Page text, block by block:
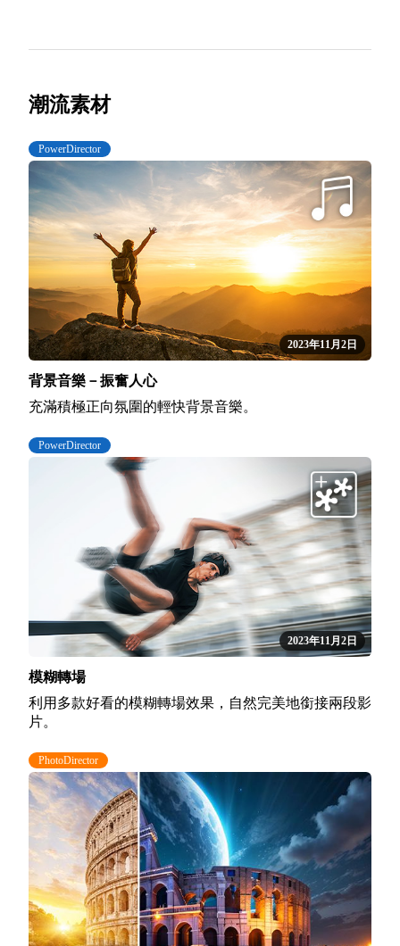
潮流素材
PowerDirector
2023年11月2日
背景音樂－振奮人心
充滿積極正向氛圍的輕快背景音樂。
PowerDirector
2023年11月2日
模糊轉場
利用多款好看的模糊轉場效果，自然完美地銜接兩段影
片。
PhotoDirector